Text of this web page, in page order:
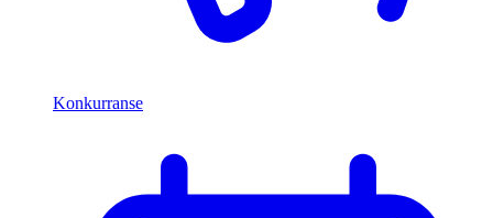
Konkurranse